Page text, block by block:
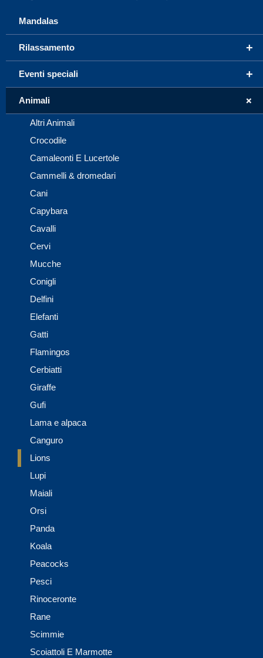
Mandalas
+
Rilassamento
+
Eventi speciali
+
Animali
Altri Animali
Crocodile
Camaleonti E Lucertole
Cammelli & dromedari
Cani
Capybara
Cavalli
Cervi
Mucche
Conigli
Delfini
Elefanti
Gatti
Flamingos
Cerbiatti
Giraffe
Gufi
Lama e alpaca
Canguro
Lions
Lupi
Maiali
Orsi
Panda
Koala
Peacocks
Pesci
Rinoceronte
Rane
Scimmie
Scoiattoli E Marmotte